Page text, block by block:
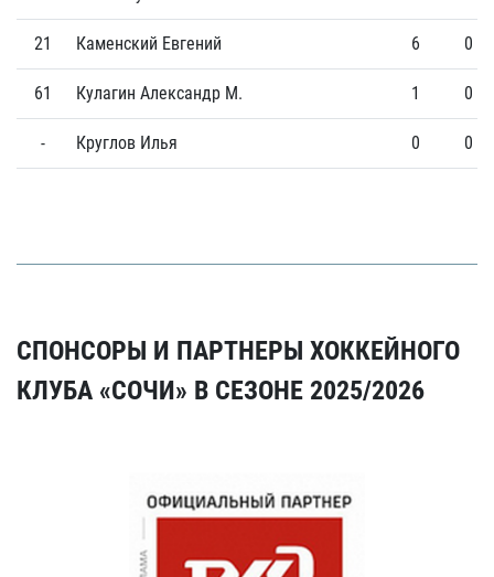
21 Каменский Евгений 6 0
61 Кулагин Александр М. 1 0
- Круглов Илья 0 0
СПОНСОРЫ И ПАРТНЕРЫ ХОККЕЙНОГО
КЛУБА «СОЧИ» В СЕЗОНЕ 2025/2026